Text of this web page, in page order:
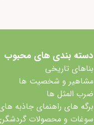
دسته بندی های محبوب
بناهای تاریخی
مشاهیر و شخصیت ها
ضرب المثل ها
برگه های راهنمای جاذبه
سوغات و محصولات